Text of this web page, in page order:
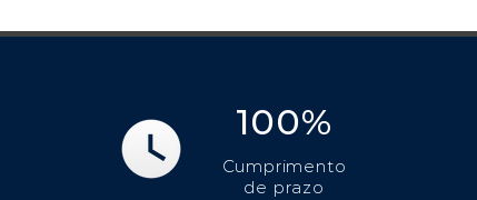
100%
Cumprimento
de prazo